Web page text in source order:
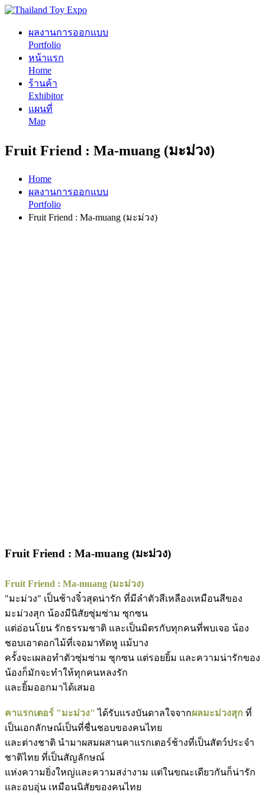
ผลงานการออกแบบ
Portfolio
หน้าแรก
Home
ร้านค้า
Exhibitor
แผนที่
Map
​Fruit Friend : Ma-muang (มะม่วง)
Home
ผลงานการออกแบบ
Portfolio
​Fruit Friend : Ma-muang (มะม่วง)
​Fruit Friend : Ma-muang (มะม่วง)
Fruit Friend : Ma-muang (มะม่วง)
"มะม่วง" เป็นช้างจิ๋วสุดน่ารัก ที่มีลำตัวสีเหลืองเหมือนสีของ
มะม่วงสุก น้องมีนิสัยซุ่มซ่าม ซุกซน
แต่อ่อนโยน รักธรรมชาติ และเป็นมิตรกับทุกคนที่พบเจอ น้อง
ชอบเอาดอกไม้ที่เจอมาทัดหู แม้บาง
ครั้งจะเผลอทำตัวซุ่มซ่าม ซุกซน แต่รอยยิ้ม และความน่ารักของ
น้องก็มักจะทำให้ทุกคนหลงรัก
และยิ้มออกมาได้เสมอ
คาแรกเตอร์ "มะม่วง" ได้รับแรงบันดาลใจจากผลมะม่วงสุก ที่
เป็นเอกลักษณ์เป็นที่ชื่นชอบของคนไทย
และต่างชาติ นำมาผสมผสานคาแรกเตอร์ช้างที่เป็นสัตว์ประจำ
ชาติไทย ที่เป็นสัญลักษณ์
แห่งความยิ่งใหญ่และความสง่างาม แต่ในขณะเดียวกันก็น่ารัก
และอบอุ่น เหมือนนิสัยของคนไทย